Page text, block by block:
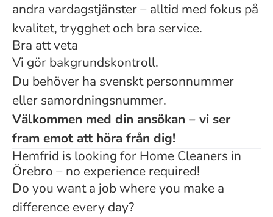
andra vardagstjänster – alltid med fokus på
kvalitet, trygghet och bra service.
Bra att veta
Vi gör bakgrundskontroll.
Du behöver ha svenskt personnummer
eller samordningsnummer.
Välkommen med din ansökan – vi ser
fram emot att höra från dig!
Hemfrid is looking for Home Cleaners in
Örebro – no experience required!
Do you want a job where you make a
difference every day?